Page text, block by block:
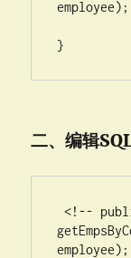
employee);
}
二、编辑
<!-- public List<Employee>